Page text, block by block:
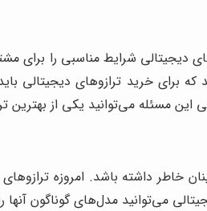
دیجیتالی شرایط مناسبی را برای
خرید ترازوهای دیجیتالی
این مسئله می‌توانید یکی از
خاطر داشته باشد. امروزه
می‌توانید مدل‌های گوناگون آنها را